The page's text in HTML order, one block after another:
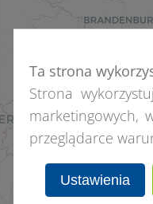
Ta strona
Strona
marketingowych,
przeglądarce
Ustawienia